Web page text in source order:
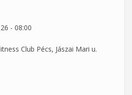
- 08:00
Club Pécs, Jászai Mari u.